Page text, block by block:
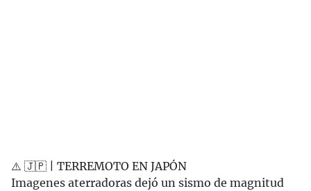
⚠️ 🇯🇵 | TERREMOTO EN JAPÓN
Imagenes aterradoras dejó un sismo de magnitud